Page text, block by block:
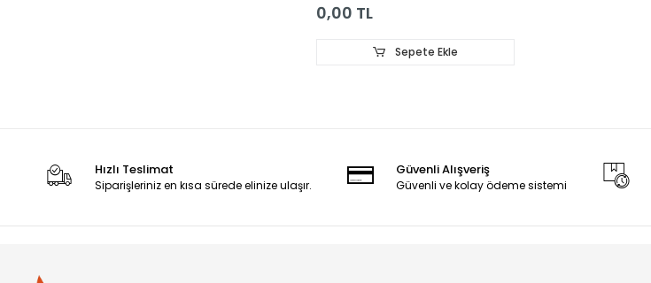
MaxDesign
MIAMOR
MINJIANG
0,00 TL
Sepete Ekle
Hızlı Teslimat
Siparişleriniz en kısa sürede elinize ulaşır.
Güvenli Alışveriş
Güvenli ve kolay ödeme sistemi